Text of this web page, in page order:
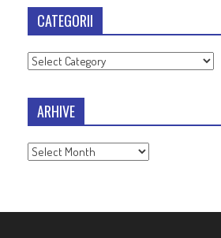
CATEGORII
Categorii
ARHIVE
Arhive